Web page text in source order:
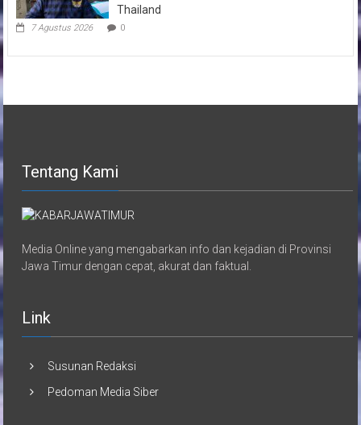
Thailand
7 Agustus 2026 0
Tentang Kami
Media Online yang mengabarkan info dan kejadian di Provinsi
Jawa Timur dengan cepat, akurat dan faktual.
Link
Susunan Redaksi
Pedoman Media Siber